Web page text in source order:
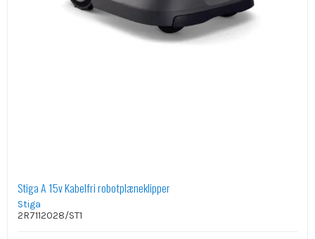
Stiga A 15v Kabelfri robotplæneklipper
Stiga
2R7112028/ST1